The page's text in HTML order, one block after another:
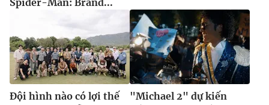
Spider-Man: Brand...
Đội hình nào có lợi thế
"Michael 2" dự kiến